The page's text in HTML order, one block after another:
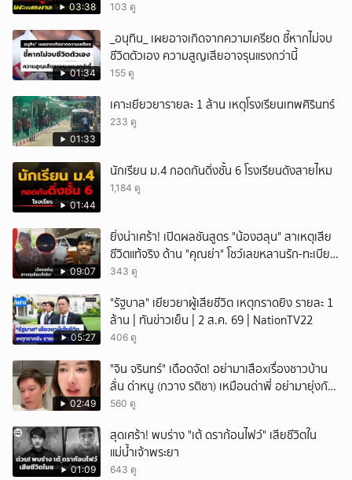
03:38 103 ดู
01:34
_อนุทิน_ เผยอาจเกิดจากความเครียด ชี้หากไม่จบ
ชีวิตตัวเอง ความสูญเสียอาจรุนแรงกว่านี้
155 ดู
01:33
เคาะเยียวยารายละ 1 ล้าน เหตุโรงเรียนเทพศิรินทร์
233 ดู
01:44
นักเรียน ม.4 กอดกันดิ่งชั้น 6 โรงเรียนดังสายไหม
1,184 ดู
09:07
ยิ่งน่าเศร้า! เปิดผลชันสูตร "น้องฮลุน" สาเหตุเสีย
ชีวิตแท้จริง ด้าน "คุณย่า" โชว์เลขหลานรัก-ทะเบียน
รถเคลื่อนร่าง!
343 ดู
05:27
"รัฐบาล" เยียวยาผู้เสียชีวิต เหตุกราดยิง รายละ 1
ล้าน | ทันข่าวเย็น | 2 ส.ค. 69 | NationTV22
406 ดู
02:49
ั่"จิน จรินทร์" เดือดจัด! อย่ามาเสือxเรื่องชาวบ้าน
ลั่น ด่าหนู (กวาง รติชา) เหมือนด่าพี่ อย่ามายุ่งกับ
คนของผม จบ!!!
560 ดู
01:09
สุดเศร้า! พบร่าง "เต้ ดราก้อนไฟว์" เสียชีวิตใน
แม่น้ำเจ้าพระยา
643 ดู